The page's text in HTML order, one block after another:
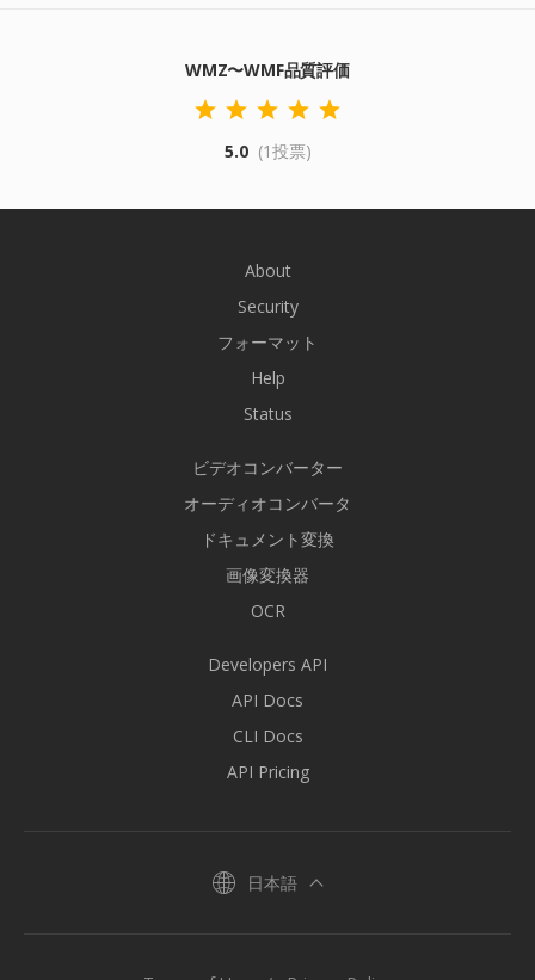
WMZ〜WMF品質評価
5.0 (1投票)
About
Security
フォーマット
Help
Status
ビデオコンバーター
オーディオコンバータ
ドキュメント変換
画像変換器
OCR
Developers API
API Docs
CLI Docs
API Pricing
日本語